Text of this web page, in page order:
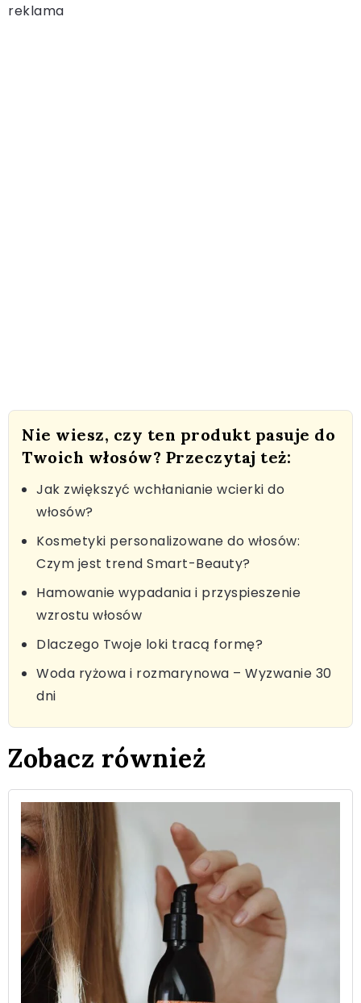
reklama
Nie wiesz, czy ten produkt pasuje do
Twoich włosów? Przeczytaj też:
Jak zwiększyć wchłanianie wcierki do
włosów?
Kosmetyki personalizowane do włosów:
Czym jest trend Smart-Beauty?
Hamowanie wypadania i przyspieszenie
wzrostu włosów
Dlaczego Twoje loki tracą formę?
Woda ryżowa i rozmarynowa – Wyzwanie 30
dni
Zobacz również